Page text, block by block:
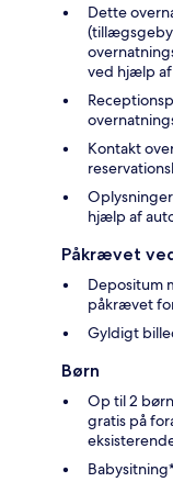
Dette
ved hjælp
Kontakt
hjælp af
Påkrævet
Depositum
påkrævet
Gyldigt
Børn
Op til 2
gratis på